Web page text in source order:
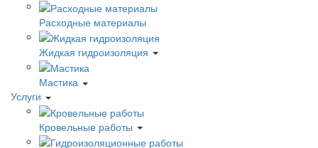
Расходные материалы
Жидкая гидроизоляция
Мастика
Услуги
Кровельные работы